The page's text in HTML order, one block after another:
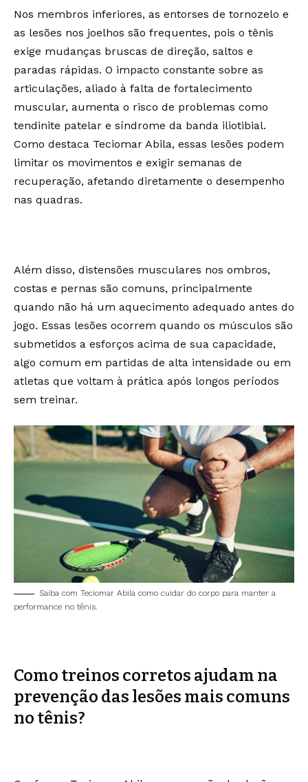
Nos membros inferiores, as entorses de tornozelo e
as lesões nos joelhos são frequentes, pois o tênis
exige mudanças bruscas de direção, saltos e
paradas rápidas. O impacto constante sobre as
articulações, aliado à falta de fortalecimento
muscular, aumenta o risco de problemas como
tendinite patelar e síndrome da banda iliotibial.
Como destaca Teciomar Abila, essas lesões podem
limitar os movimentos e exigir semanas de
recuperação, afetando diretamente o desempenho
nas quadras.
Além disso, distensões musculares nos ombros,
costas e pernas são comuns, principalmente
quando não há um aquecimento adequado antes do
jogo. Essas lesões ocorrem quando os músculos são
submetidos a esforços acima de sua capacidade,
algo comum em partidas de alta intensidade ou em
atletas que voltam à prática após longos períodos
sem treinar.
Saiba com Teciomar Abila como cuidar do corpo para manter a
performance no tênis.
Como treinos corretos ajudam na
prevenção das lesões mais comuns
no tênis?